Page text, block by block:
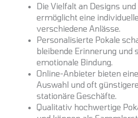
Die Vielfalt an Designs
ermöglicht eine
verschiedene Anlässe.
Personalisierte Pokale
bleibende Erinnerung und
emotionale Bindung.
Online-Anbieter bieten
Auswahl und oft
stationäre Geschäfte.
Qualitativ hochwertige